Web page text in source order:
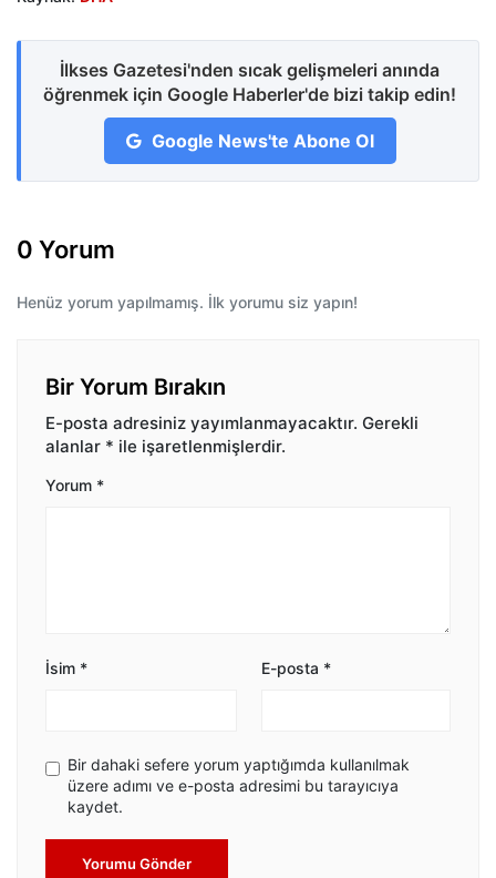
İlkses Gazetesi'nden sıcak gelişmeleri anında
öğrenmek için Google Haberler'de bizi takip edin!
Google News'te Abone Ol
0 Yorum
Henüz yorum yapılmamış. İlk yorumu siz yapın!
Bir Yorum Bırakın
E-posta adresiniz yayımlanmayacaktır. Gerekli
alanlar * ile işaretlenmişlerdir.
Yorum *
İsim * E-posta *
Bir dahaki sefere yorum yaptığımda kullanılmak
üzere adımı ve e-posta adresimi bu tarayıcıya
kaydet.
Yorumu Gönder